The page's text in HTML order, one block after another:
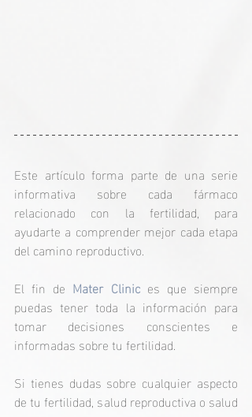
Este artículo forma parte de una serie
informativa sobre cada fármaco
relacionado con la fertilidad, para
ayudarte a comprender mejor cada etapa
del camino reproductivo.
El fin de Mater Clinic es que siempre
puedas tener toda la información para
tomar decisiones conscientes e
informadas sobre tu fertilidad.
Si tienes dudas sobre cualquier aspecto
de tu fertilidad, salud reproductiva o salud